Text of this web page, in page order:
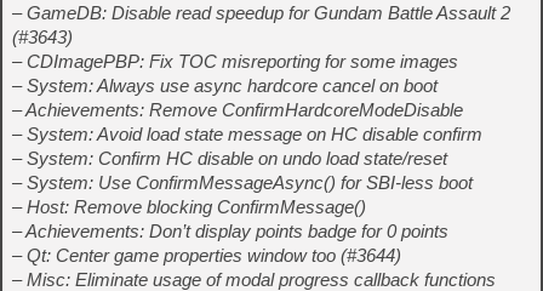
– GameDB: Disable read speedup for Gundam Battle Assault 2
(#3643)
– CDImagePBP: Fix TOC misreporting for some images
– System: Always use async hardcore cancel on boot
– Achievements: Remove ConfirmHardcoreModeDisable
– System: Avoid load state message on HC disable confirm
– System: Confirm HC disable on undo load state/reset
– System: Use ConfirmMessageAsync() for SBI-less boot
– Host: Remove blocking ConfirmMessage()
– Achievements: Don’t display points badge for 0 points
– Qt: Center game properties window too (#3644)
– Misc: Eliminate usage of modal progress callback functions